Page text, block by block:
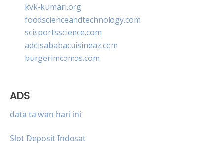
kvk-kumari.org
foodscienceandtechnology.com
scisportsscience.com
addisababacuisineaz.com
burgerimcamas.com
ADS
data taiwan hari ini
Slot Deposit Indosat